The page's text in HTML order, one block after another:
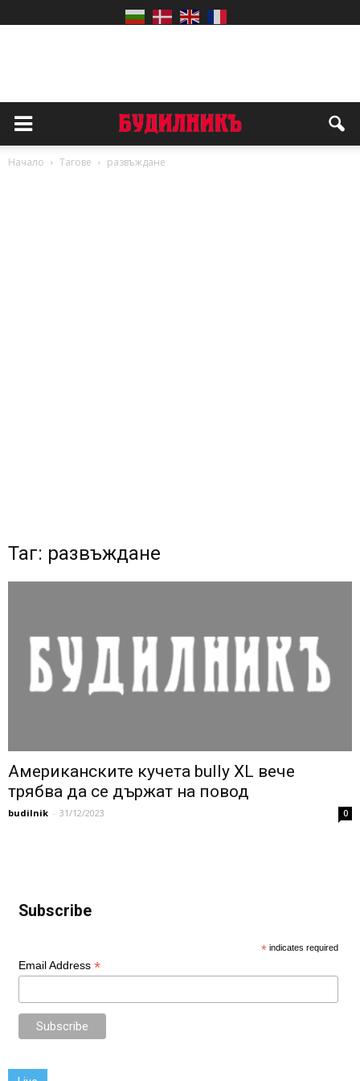
Начало Тагове развъждане
Таг: развъждане
Американските кучета bully XL вече
трябва да се държат на повод
budilnik - 31/12/2023 0
Subscribe
* indicates required
Email Address *